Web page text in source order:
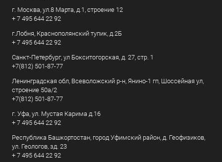
г. Москва, ул.8 Марта, д.1, строение 12
+ 7 495 644 22 92
г.Лобня, Краснополянский тупик, д.2Б
+ 7 495 644 22 92
Санкт-Петербург, ул Бокситогорская, д. 27, стр. 1
+7(812) 501-87-77
Ленинградская обл, Всеволожский р-н, Янино-1 гп, Шоссейная ул,
строение 50а/2
+7(812) 501-87-77
г. Уфа, ул. Мустая Карима д.16
+ 7 495 644 22 92
Республика Башкортостан, город Уфимский район, д. Геофизиков,
ул. Геологов, зд. 23
+ 7 495 644 22 92